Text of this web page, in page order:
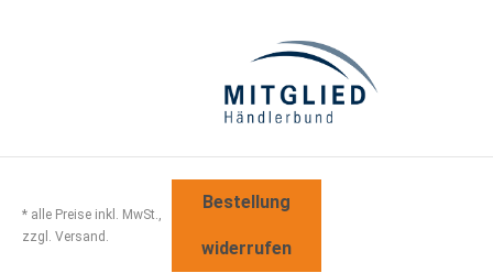
* alle Preise inkl. MwSt.,
zzgl. Versand.
Bestellung
widerrufen